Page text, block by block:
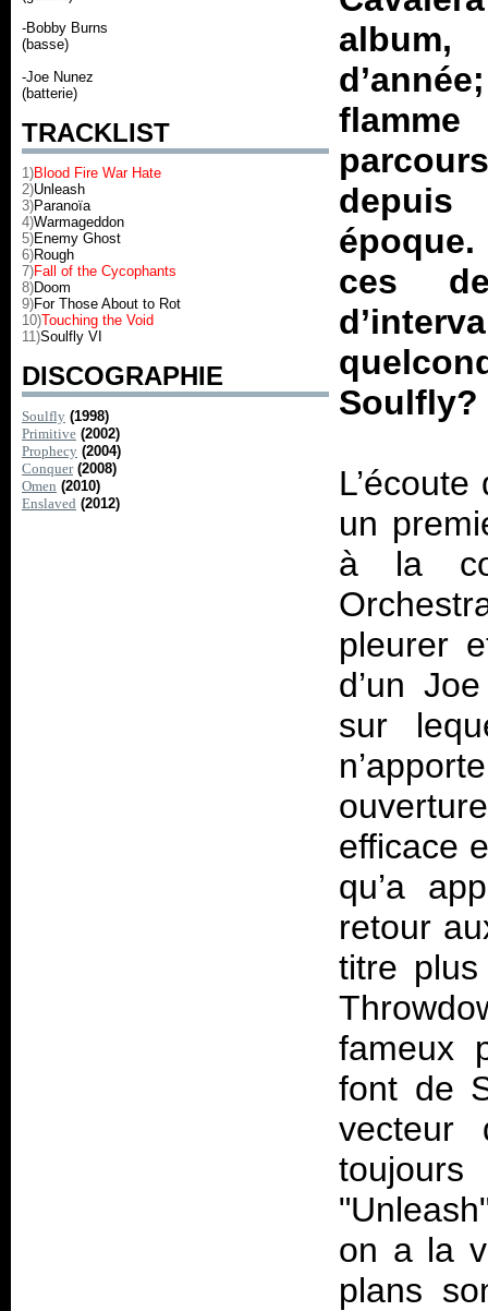
-Bobby Burns
(basse)
-Joe Nunez
(batterie)
TRACKLIST
1)Blood Fire War Hate
2)Unleash
3)Paranoïa
4)Warmageddon
5)Enemy Ghost
6)Rough
7)Fall of the Cycophants
8)Doom
9)For Those About to Rot
10)Touching the Void
11)Soulfly VI
DISCOGRAPHIE
Soulfly (1998)
Primitive (2002)
Prophecy (2004)
Conquer (2008)
Omen (2010)
Enslaved (2012)
album,
depuis
ces
Soulfly?
un
à la
pleurer
d’un
sur
efficace
qu’a
retour
titre
fameux
font de
vecteur
on a la
plans